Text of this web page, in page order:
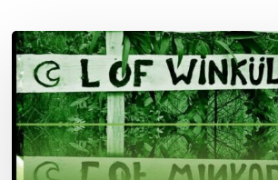
Lof
Winkül
Küsra
convoca
a